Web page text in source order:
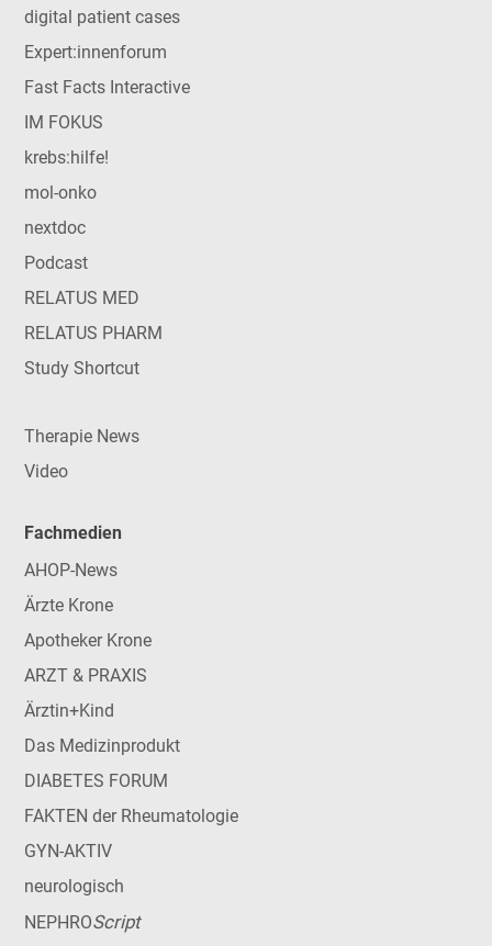
digital patient cases
Expert:innenforum
Fast Facts Interactive
IM FOKUS
krebs:hilfe!
mol-onko
nextdoc
Podcast
RELATUS MED
RELATUS PHARM
Study Shortcut
Therapie News
Video
Fachmedien
AHOP-News
Ärzte Krone
Apotheker Krone
ARZT & PRAXIS
Ärztin+Kind
Das Medizinprodukt
DIABETES FORUM
FAKTEN der Rheumatologie
GYN-AKTIV
neurologisch
NEPHROScript